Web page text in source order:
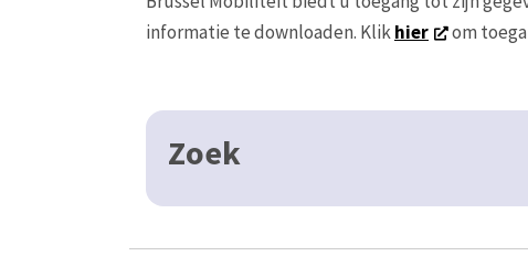
informatie te downloaden. Klikhier om
Zoek